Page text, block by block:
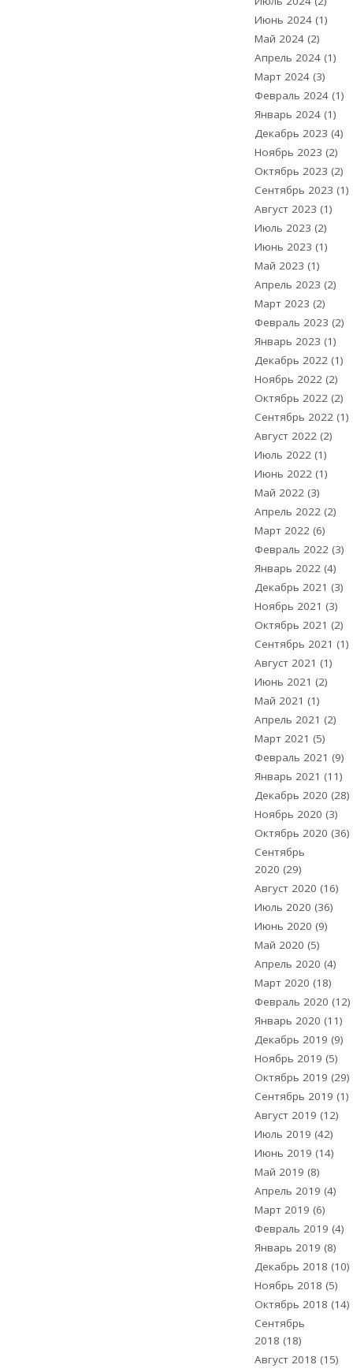
Июнь 2024(1)
Май 2024(2)
Апрель 2024(1)
Март 2024(3)
Февраль 2024(1)
Январь 2024(1)
Декабрь 2023 (4)
Ноябрь 2023 (2)
Октябрь 2023 (2)
Сентябрь 2023 (1)
Август 2023 (1)
Июль 2023 (2)
Июнь 2023 (1)
Май 2023 (1)
Апрель 2023 (2)
Март 2023 (2)
Февраль 2023 (2)
Январь 2023 (1)
Декабрь 2022(1)
Ноябрь 2022(2)
Октябрь 2022(2)
Сентябрь 2022(1)
Август 2022(2)
Июль 2022(1)
Июнь 2022(1)
Май 2022(3)
Апрель 2022(2)
Март 2022(6)
Февраль 2022(3)
Январь 2022(4)
Декабрь 2021 (3)
Ноябрь 2021 (3)
Октябрь 2021 (2)
Сентябрь 2021 (1)
Август 2021 (1)
Июнь 2021 (2)
Май 2021 (1)
Апрель 2021 (2)
Март 2021 (5)
Февраль 2021 (9)
Январь 2021 (11)
Декабрь 2020 (28)
Ноябрь 2020 (3)
Октябрь 2020 (36)
Сентябрь
2020 (29)
Август 2020 (16)
Июль 2020 (36)
Июнь 2020 (9)
Май 2020 (5)
Апрель 2020 (4)
Март 2020 (18)
Февраль 2020 (12)
Январь 2020 (11)
Декабрь 2019 (9)
Ноябрь 2019 (5)
Октябрь 2019 (29)
Сентябрь 2019 (1)
Август 2019 (12)
Июль 2019 (42)
Июнь 2019 (14)
Май 2019 (8)
Апрель 2019 (4)
Март 2019 (6)
Февраль 2019 (4)
Январь 2019 (8)
Декабрь 2018 (10)
Ноябрь 2018 (5)
Октябрь 2018 (14)
Сентябрь
2018 (18)
Август 2018 (15)